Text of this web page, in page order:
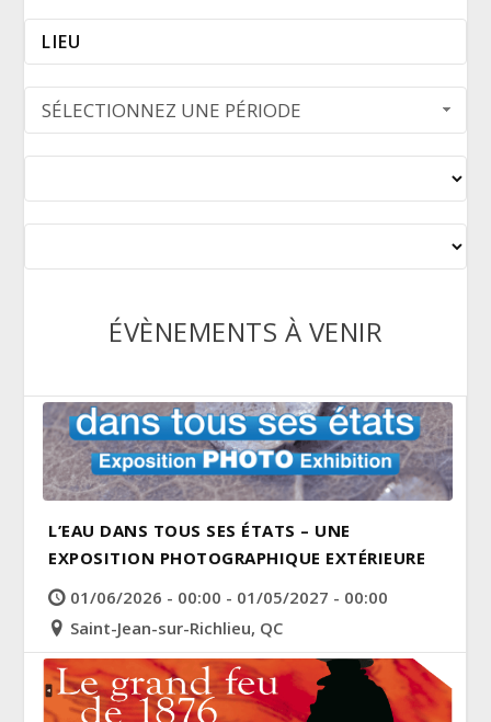
SÉLECTIONNEZ UNE PÉRIODE
ÉVÈNEMENTS À VENIR
L’EAU DANS TOUS SES ÉTATS – UNE
EXPOSITION PHOTOGRAPHIQUE EXTÉRIEURE
01/06/2026 - 00:00 - 01/05/2027 - 00:00
Saint-Jean-sur-Richlieu, QC